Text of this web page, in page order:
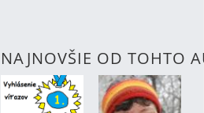
NAJNOVŠIE OD TOHTO